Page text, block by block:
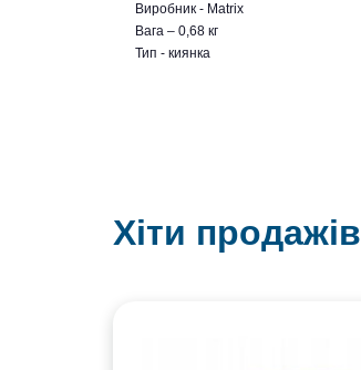
Виробник - Matrix
Вага – 0,68 кг
Тип - киянка
Хіти продажів